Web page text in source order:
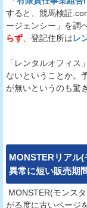
すると、競馬検証
ージェンシー」を調
らず、登記住所はレ
「レンタルオフィ
ないということか。
が無いというのも驚
MONSTERリアル
異常に短い販売期
MONSTER(モンス
がる度に古いページ